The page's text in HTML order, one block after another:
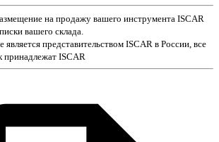
на продажу вашего инструмента ISCAR
вашего склада.
представительством ISCAR в России, все
принадлежат ISCAR